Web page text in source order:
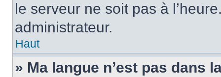
le serveur ne soit pas à
administrateur.
Haut
» Ma langue n’est pas dans